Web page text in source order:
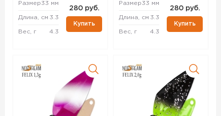
Размер33 мм
Длина, см 3.3
Вес, г 4.3
280 руб.
Купить
Размер33 мм
Длина, см 3.3
Вес, г 4.3
280 руб.
Купить